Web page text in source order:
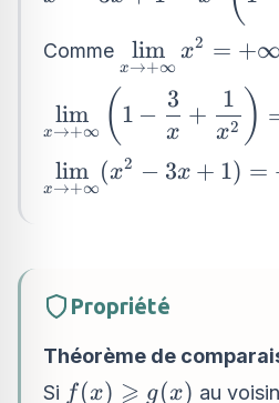
= x^2
\left(1 -
\dfrac{3}
\dfrac{1}
{x^2}\right)
Comme
\to +\infty}
+\infty
x→+∞
lim x2 = +∞
\displaystyle\lim_{x
\to +\infty} \left(1
- \dfrac{3}{x} +
\dfrac{1}
x→+∞
lim ( 1 −
x
3
+
x2
1 )
\displaystyle\lim_{x
\to +\infty} (x^2 -
x→+∞
lim (x2 − 3x + 1) =
Propriété
Théorème de
Si f(x)
f(x) ⩾ g(x) au